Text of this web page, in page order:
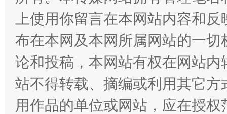
阿坝州三大球赛在茂县开幕 规模
上使用你留言在本网站内容和
布在本网及本网所属网站的一
论和投稿，本网站有权在网站
站不得转载、摘编或利用其它
用作品的单位或网站，应在授